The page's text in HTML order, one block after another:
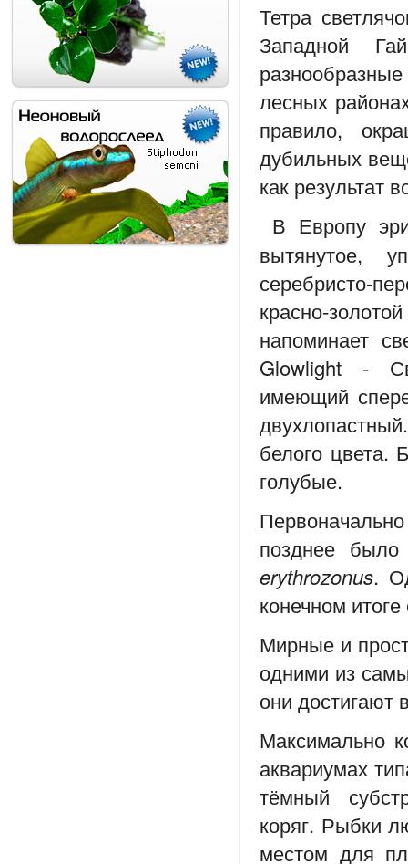
Тетра
Западной
лесных
правило,
дубильных
как результат
В Европу
вытянутое,
серебристо-
красно-
напоминает
Glowlight -
имеющий
белого цвета.
голубые.
позднее
erythrozonus.
конечном
Мирные и
одними из
они достигают
Максимально
аквариумах
тёмный
коряг. Рыбки
местом для